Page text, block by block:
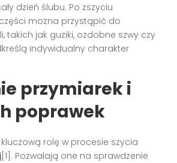
dzień ślubu. Po zszyciu
można przystąpić do
takich jak guziki, ozdobne szwy czy
indywidualny charakter
przymiarek i
poprawek
kluczową rolę w procesie szycia
[1]. Pozwalają one na sprawdzenie